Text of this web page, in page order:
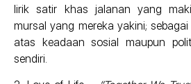
lirik satir khas jalanan yang
mursal yang mereka yakini;
atas keadaan sosial maupun
sendiri.